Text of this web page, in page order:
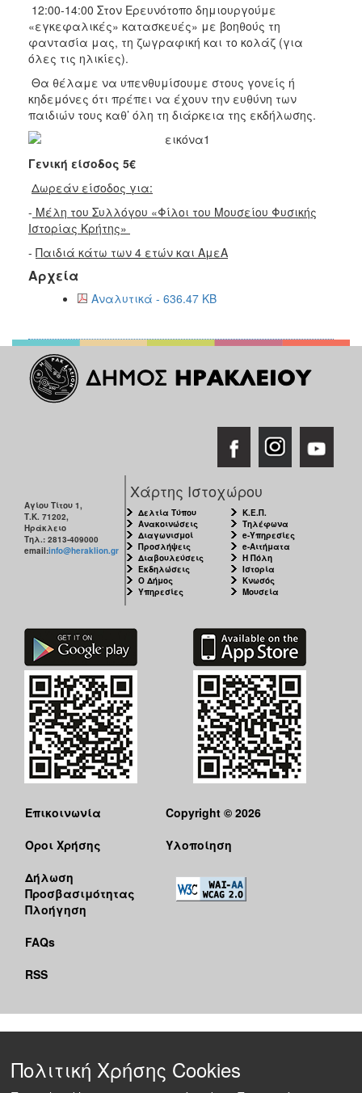
12:00-14:00 Στον Ερευνότοπο δημιουργούμε
«εγκεφαλικές» κατασκευές» με βοηθούς τη
φαντασία μας, τη ζωγραφική και το κολάζ (για
όλες τις ηλικίες).
Θα θέλαμε να υπενθυμίσουμε στους γονείς ή
κηδεμόνες ότι πρέπει να έχουν την ευθύνη των
παιδιών τους καθ’ όλη τη διάρκεια της εκδήλωσης.
Γενική είσοδος 5€
Δωρεάν είσοδος για:
- Μέλη του Συλλόγου «Φίλοι του Μουσείου Φυσικής
Ιστορίας Κρήτης»
- Παιδιά κάτω των 4 ετών και ΑμεΑ
Αρχεία
Αναλυτικά - 636.47 KB
Αγίου Τίτου 1,
Τ.Κ. 71202,
Ηράκλειο
Τηλ.: 2813-409000
email:info@heraklion.gr
Χάρτης Ιστοχώρου
Δελτία Τύπου
Ανακοινώσεις
Διαγωνισμοί
Προσλήψεις
Διαβουλεύσεις
Εκδηλώσεις
Ο Δήμος
Υπηρεσίες
Κ.Ε.Π.
Τηλέφωνα
e-Υπηρεσίες
e-Αιτήματα
Η Πόλη
Ιστορία
Κνωσός
Μουσεία
Επικοινωνία
Όροι Χρήσης
Δήλωση
Προσβασιμότητας
Πλοήγηση
FAQs
RSS
Copyright © 2026
Υλοποίηση
Πολιτική Χρήσης Cookies